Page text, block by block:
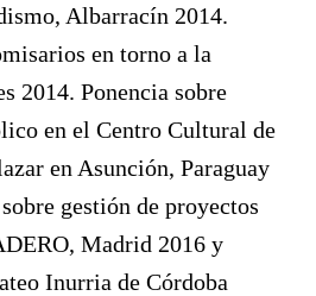
Albarracín 2014.
en torno a la
2014. Ponencia sobre
en el Centro Cultural de
en Asunción, Paraguay
gestión de proyectos
Madrid 2016 y
Inurria de Córdoba